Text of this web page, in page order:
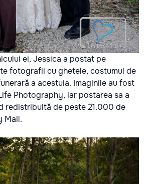
ei, Jessica a postat pe
fotografii cu ghetele, costumul de
a acestuia. Imaginile au fost
Photography, iar postarea sa a
redistribuită de peste 21.000 de
Mail.